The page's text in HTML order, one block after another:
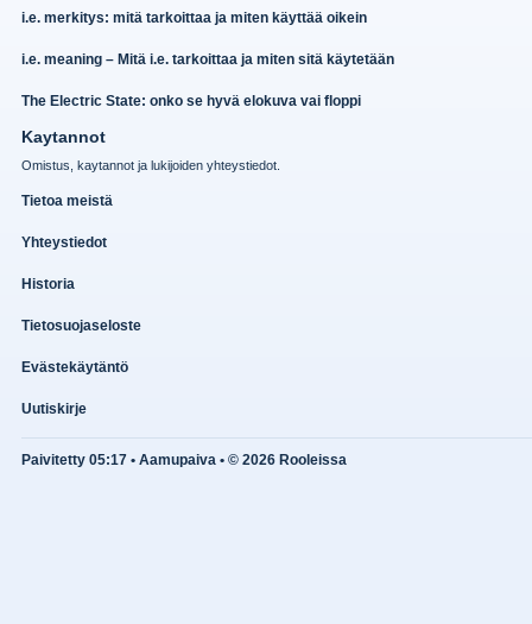
i.e. merkitys: mitä tarkoittaa ja miten käyttää oikein
i.e. meaning – Mitä i.e. tarkoittaa ja miten sitä käytetään
The Electric State: onko se hyvä elokuva vai floppi
Kaytannot
Omistus, kaytannot ja lukijoiden yhteystiedot.
Tietoa meistä
Yhteystiedot
Historia
Tietosuojaseloste
Evästekäytäntö
Uutiskirje
Paivitetty 05:17 • Aamupaiva • © 2026 Rooleissa